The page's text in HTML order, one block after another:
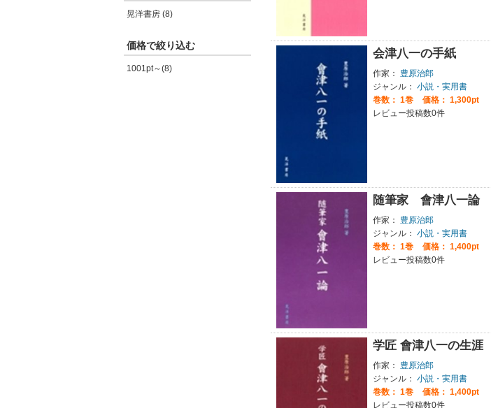
晃洋書房 (8)
価格で絞り込む
1001pt～(8)
会津八一の手紙
作家：
豊原治郎
ジャンル： 小説・実用書
巻数： 1巻
価格： 1,300pt
レビュー投稿数0件
随筆家 會津八一論
作家：
豊原治郎
ジャンル： 小説・実用書
巻数： 1巻
価格： 1,400pt
レビュー投稿数0件
学匠 會津八一の生涯
作家：
豊原治郎
ジャンル： 小説・実用書
巻数： 1巻
価格： 1,400pt
レビュー投稿数0件